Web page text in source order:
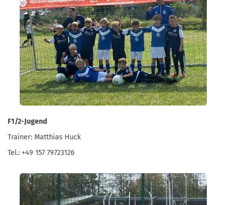
F1/2-Jugend
Trainer: Matthias Huck
Tel.: +49 157 79723126